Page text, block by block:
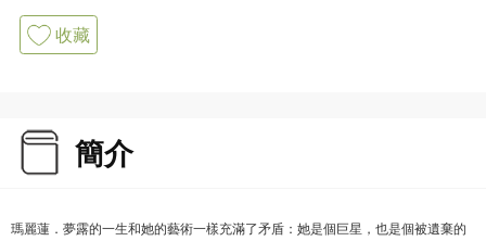
收藏
簡介
瑪麗蓮．夢露的一生和她的藝術一樣充滿了矛盾：她是個巨星，也是個被遺棄的